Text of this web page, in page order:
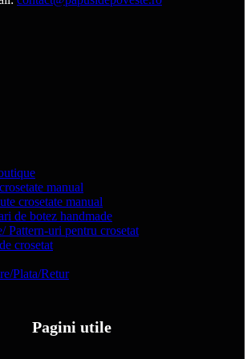
manual
crosetate manual
de botez handmade
Pattern-uri pentru crosetat
crosetat
Plata/Retur
Pagini utile